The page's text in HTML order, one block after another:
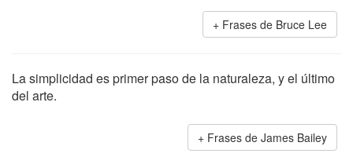
Frases de Bruce Lee
La simplicidad es primer paso de la naturaleza, y el último
del arte.
Frases de James Bailey